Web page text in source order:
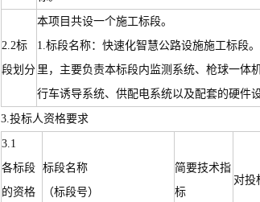
2.2标
段划分
本项目共设一个施工标段。
1.标段名称：快速化智慧公路设施施工标
里，主要负责本标段内监测系统、枪球一体
行车诱导系统、供配电系统以及配套的硬件
3.投标人资格要求
3.1
各标段
的资格
标段名称
（标段号）
简要技术指
标
对投